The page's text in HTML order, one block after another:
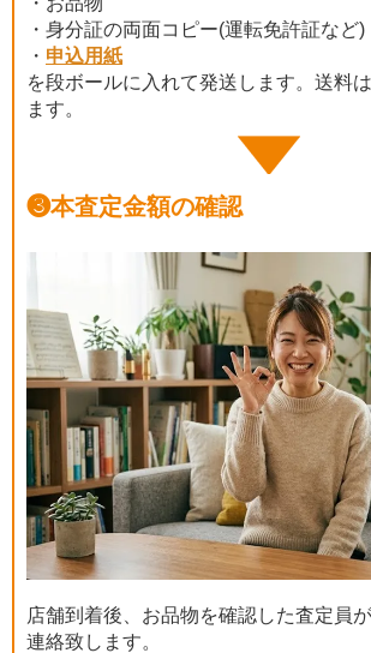
・身分証の両面コピー(運転免許証など)
・ 申込用紙
を段ボールに入れて発送します。送料
ます。
❸本査定金額の確認
店舗到着後、お品物を確認した査定員
連絡致します。